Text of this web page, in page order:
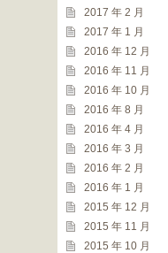
2017 年 2 月
2017 年 1 月
2016 年 12 月
2016 年 11 月
2016 年 10 月
2016 年 8 月
2016 年 4 月
2016 年 3 月
2016 年 2 月
2016 年 1 月
2015 年 12 月
2015 年 11 月
2015 年 10 月